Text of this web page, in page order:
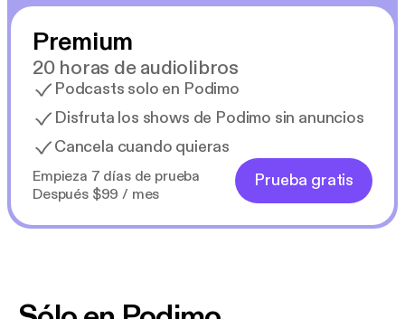
Premium
20 horas de audiolibros
Podcasts solo en Podimo
Disfruta los shows de Podimo sin anuncios
Cancela cuando quieras
Empieza 7 días de prueba
Después $99 / mes
Prueba gratis